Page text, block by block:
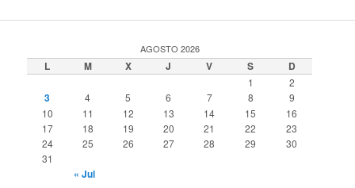
AGOSTO 2026
L M X J V S D
1 2
3 4 5 6 7 8
9
10
11 12 13 14 15
16
17
18 19 20 21 22
23
24
25 26 27 28 29
30
31
« Jul